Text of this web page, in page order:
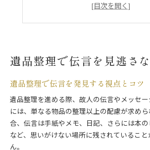
伝言が残りやすい遺品整理の
遺品整理で思い出と伝言を大
心を込めた遺品整理で思いを
伝言を意識した遺品整理の
大切な伝言を守る遺品整理の心構
遺品整理で伝言を守る心の準
遺品整理で伝言を見逃さ
遺品整理で伝言を発見する視点とコツ
遺品整理を進める際、故人の伝言やメッセ
には、単なる物品の整理以上の配慮が求め
合、伝言は手紙やメモ、日記、さらには本
など、思いがけない場所に残されているこ
ん。